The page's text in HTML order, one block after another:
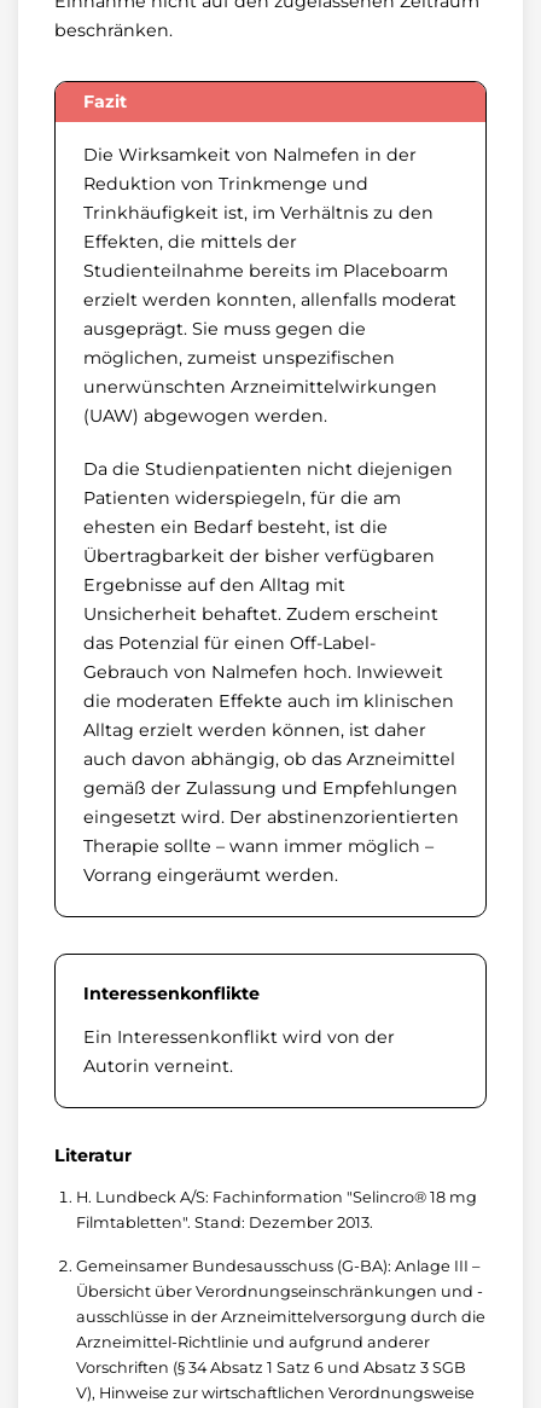
beschränken.
Fazit
Die Wirksamkeit von Nalmefen in der
Reduktion von Trinkmenge und
Trinkhäufigkeit ist, im Verhältnis zu den
Effekten, die mittels der
Studienteilnahme bereits im Placeboarm
erzielt werden konnten, allenfalls moderat
ausgeprägt. Sie muss gegen die
möglichen, zumeist unspezifischen
unerwünschten Arzneimittelwirkungen
(UAW) abgewogen werden.
Da die Studienpatienten nicht diejenigen
Patienten widerspiegeln, für die am
ehesten ein Bedarf besteht, ist die
Übertragbarkeit der bisher verfügbaren
Ergebnisse auf den Alltag mit
Unsicherheit behaftet. Zudem erscheint
das Potenzial für einen Off-Label-
Gebrauch von Nalmefen hoch. Inwieweit
die moderaten Effekte auch im klinischen
Alltag erzielt werden können, ist daher
auch davon abhängig, ob das Arzneimittel
gemäß der Zulassung und Empfehlungen
eingesetzt wird. Der abstinenzorientierten
Therapie sollte – wann immer möglich –
Vorrang eingeräumt werden.
Interessenkonflikte
Ein Interessenkonflikt wird von der
Autorin verneint.
Literatur
H. Lundbeck A/S: Fachinformation "Selincro® 18 mg
Filmtabletten". Stand: Dezember 2013.
Gemeinsamer Bundesausschuss (G-BA): Anlage III –
Übersicht über Verordnungseinschränkungen und -
ausschlüsse in der Arzneimittelversorgung durch die
Arzneimittel-Richtlinie und aufgrund anderer
Vorschriften (§ 34 Absatz 1 Satz 6 und Absatz 3 SGB
V), Hinweise zur wirtschaftlichen Verordnungsweise